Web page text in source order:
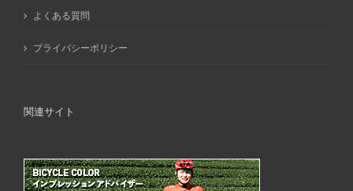
よくある質問
プライバシーポリシー
関連サイト